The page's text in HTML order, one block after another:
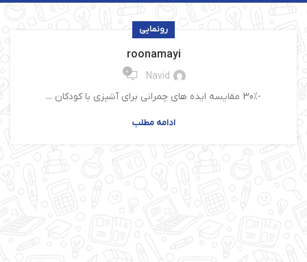
رونمایی
roonamayi
Navid
0
-30% مقایسه ایده های چمرانی برای آشپزی با کودکان ...
ادامه مطلب